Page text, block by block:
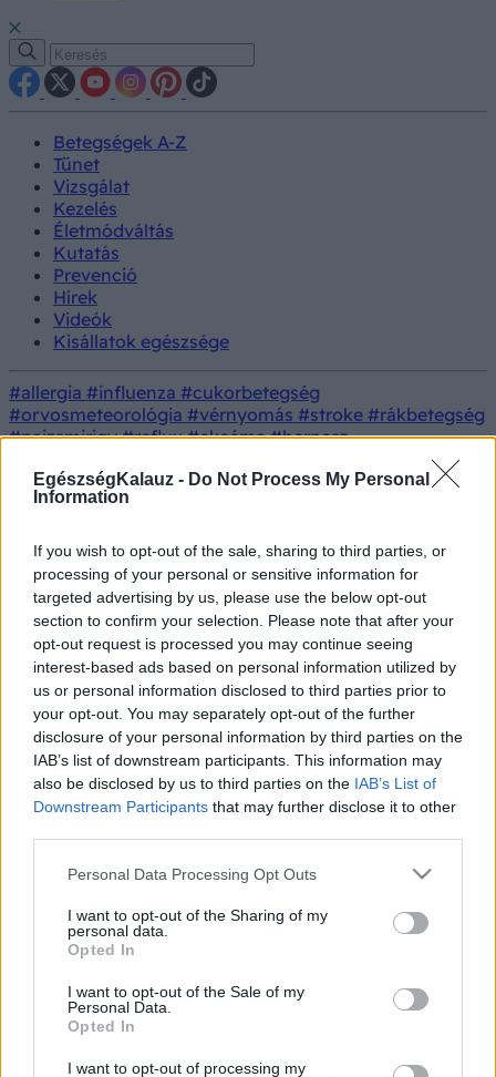
EgészségKalauz - Do Not Process My Personal
Information
If you wish to opt-out of the sale, sharing to third parties, or
processing of your personal or sensitive information for
targeted advertising by us, please use the below opt-out
section to confirm your selection. Please note that after your
opt-out request is processed you may continue seeing
interest-based ads based on personal information utilized by
us or personal information disclosed to third parties prior to
your opt-out. You may separately opt-out of the further
disclosure of your personal information by third parties on the
IAB’s list of downstream participants. This information may
also be disclosed by us to third parties on the IAB’s List of
Downstream Participants that may further disclose it to other
Please note that this website/app uses one or more Google
not limited to your visit or usage behaviour. You may click to
grant or deny consent to Google and its third-party tags to
use your data for below specified purposes in below Google
consent section.
Personal Data Processing Opt Outs
I want to opt-out of the Sharing of my
personal data.
Opted In
I want to opt-out of the Sale of my
Personal Data.
Opted In
I want to opt-out of processing my
Betegségek A-Z
Tünet
Vizsgálat
Kezelés
Életmódváltás
Kutatás
Prevenció
Hírek
Videók
Kisállatok egészsége
#allergia #influenza #cukorbetegség
#orvosmeteorológia #vérnyomás #stroke #rákbetegség
#pajzsmirigy#reflux#ekcéma#herpesz
Tünet Orvos válaszol Reumatoid artritisz, kezelés
Orvos válaszol
2011. április 01. 14:12
Módosítva: 2015. november 04. 13:49
Megosztás
Küldés Küldés Messengeren
Egészségkalauz
Kérdés: Tisztelettel doktor úr.
pozitiv.Huzamosabb ideje kb 8 hónapja gyógyszeres
kezelést kapok methotrexát 15mg hetente 1 szer és
delagil 1x1.E gyógyszeres kezelésre betegségem nem